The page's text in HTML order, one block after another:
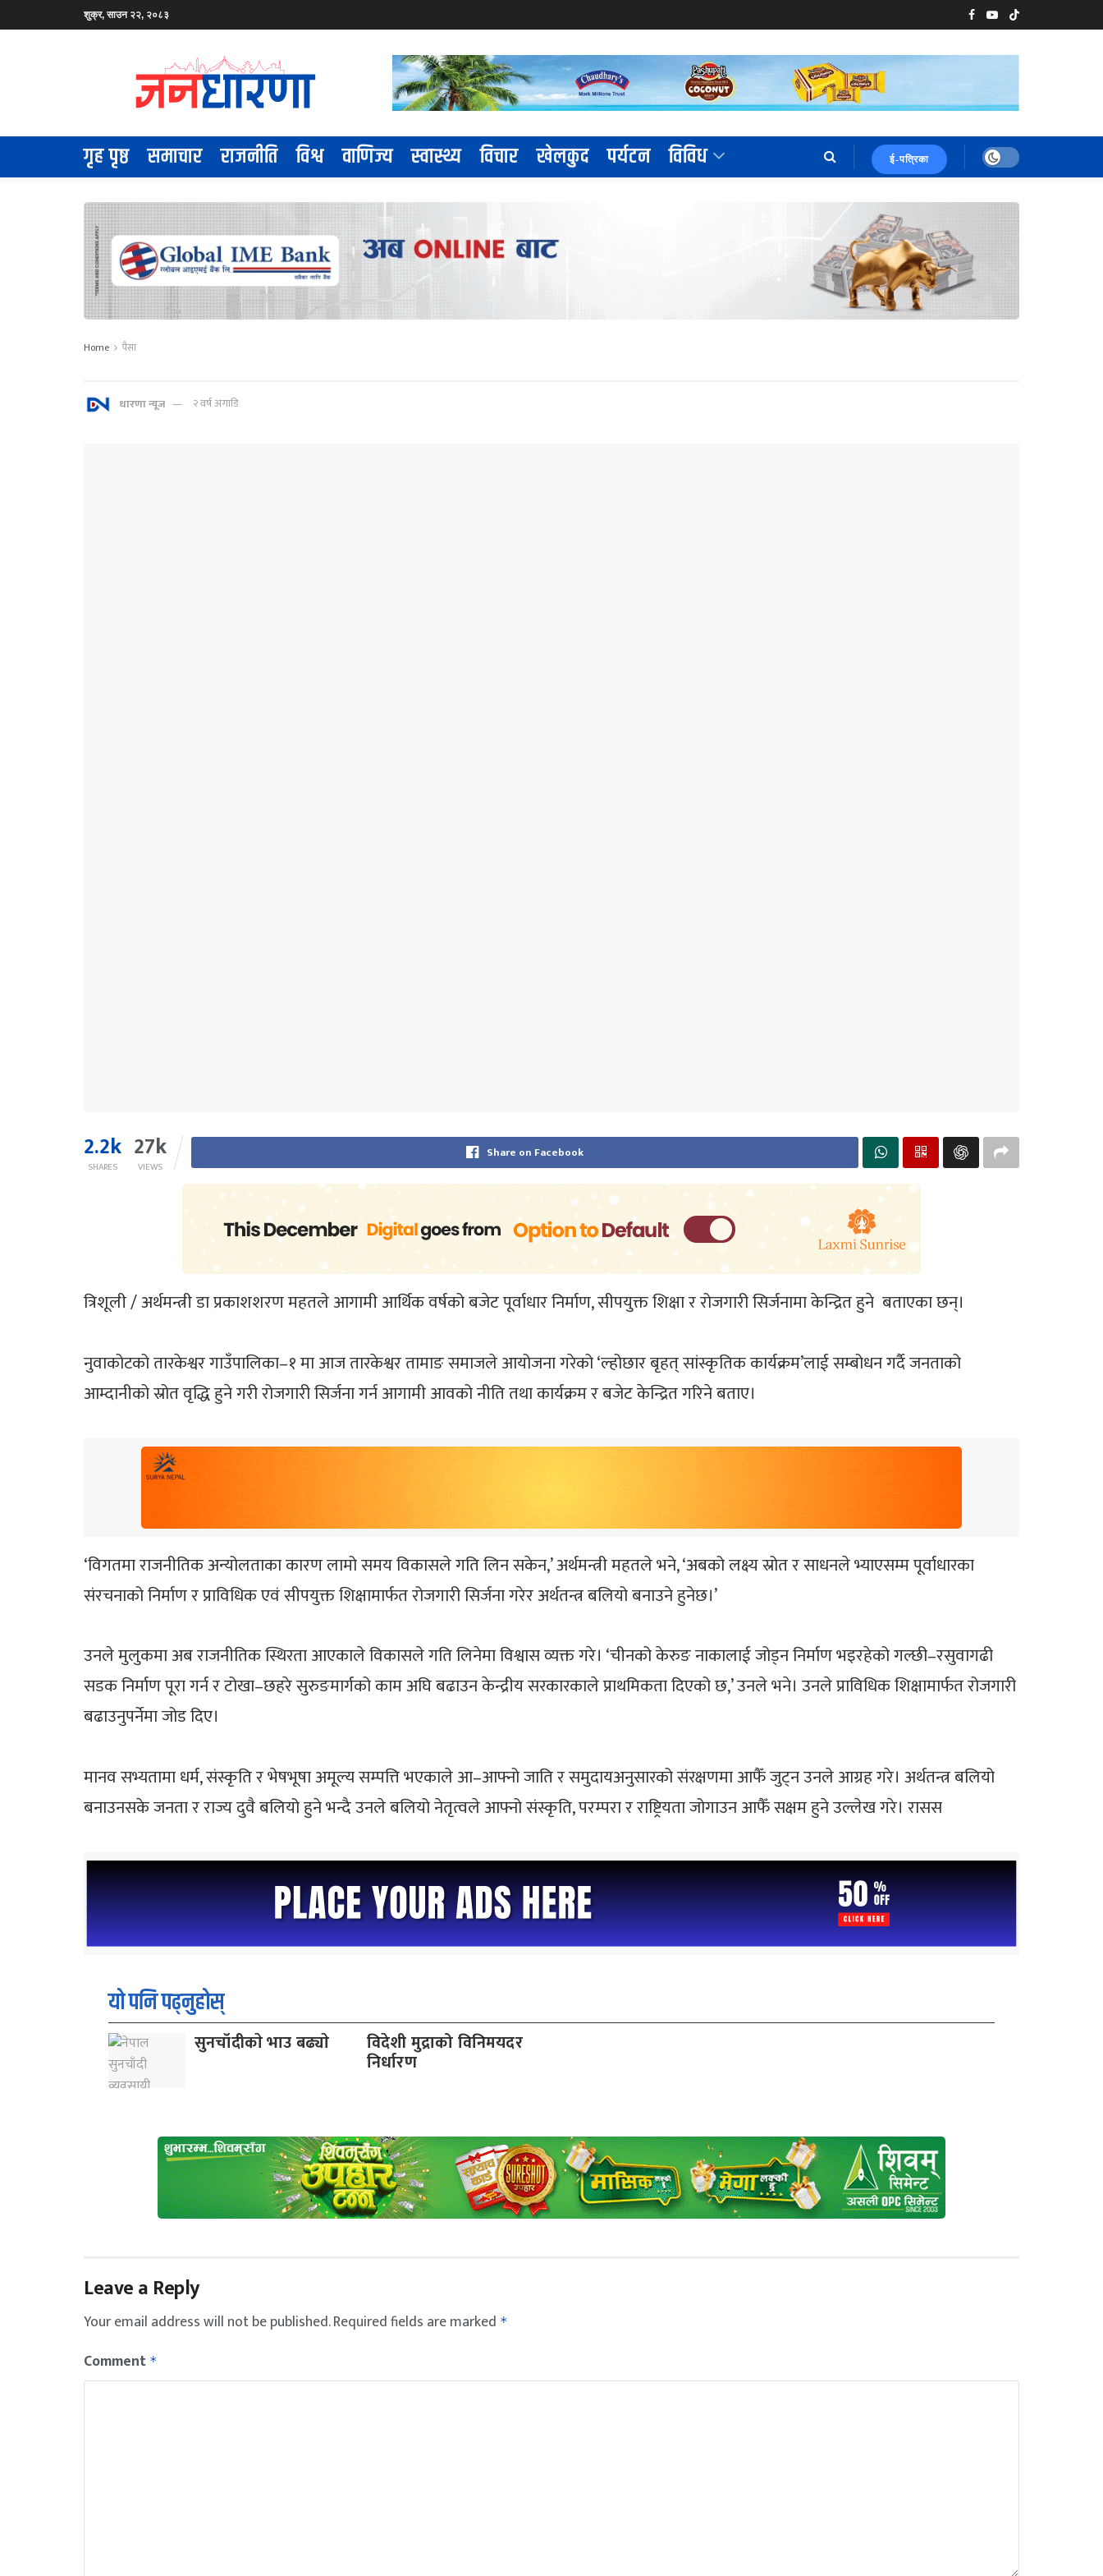
शुक्र, साउन २२, २०८३
गृह पृष्ठ समाचार राजनीति विश्व वाणिज्य स्वास्थ्य विचार खेलकुद पर्यटन विविध ई-पत्रिका
Home पैसा
धारणा न्यूज २ वर्ष अगाडि
2.2k
SHARES
27k
VIEWS
Share on Facebook
त्रिशूली / अर्थमन्त्री डा प्रकाशशरण महतले आगामी आर्थिक वर्षको बजेट पूर्वाधार निर्माण, सीपयुक्त शिक्षा र रोजगारी सिर्जनामा केन्द्रित हुने बताएका छन्।
नुवाकोटको तारकेश्वर गाउँपालिका–१ मा आज तारकेश्वर तामाङ समाजले आयोजना गरेको ‘ल्होछार बृहत् सांस्कृतिक कार्यक्रम’लाई सम्बोधन गर्दै जनताको
आम्दानीको स्रोत वृद्धि हुने गरी रोजगारी सिर्जना गर्न आगामी आवको नीति तथा कार्यक्रम र बजेट केन्द्रित गरिने बताए।
‘विगतमा राजनीतिक अन्योलताका कारण लामो समय विकासले गति लिन सकेन,’ अर्थमन्त्री महतले भने, ‘अबको लक्ष्य स्रोत र साधनले भ्याएसम्म पूर्वाधारका
संरचनाको निर्माण र प्राविधिक एवं सीपयुक्त शिक्षामार्फत रोजगारी सिर्जना गरेर अर्थतन्त्र बलियो बनाउने हुनेछ।’
उनले मुलुकमा अब राजनीतिक स्थिरता आएकाले विकासले गति लिनेमा विश्वास व्यक्त गरे। ‘चीनको केरुङ नाकालाई जोड्न निर्माण भइरहेको गल्छी–रसुवागढी
सडक निर्माण पूरा गर्न र टोखा–छहरे सुरुङमार्गको काम अघि बढाउन केन्द्रीय सरकारकाले प्राथमिकता दिएको छ,’ उनले भने। उनले प्राविधिक शिक्षामार्फत रोजगारी
बढाउनुपर्नेमा जोड दिए।
मानव सभ्यतामा धर्म, संस्कृति र भेषभूषा अमूल्य सम्पत्ति भएकाले आ–आफ्नो जाति र समुदायअनुसारको संरक्षणमा आफैँ जुट्न उनले आग्रह गरे। अर्थतन्त्र बलियो
बनाउनसके जनता र राज्य दुवै बलियो हुने भन्दै उनले बलियो नेतृत्वले आफ्नो संस्कृति, परम्परा र राष्ट्रियता जोगाउन आफैँ सक्षम हुने उल्लेख गरे। रासस
यो पनि पढ्नुहोस्
सुनचाँदीकाे भाउ बढ्याे विदेशी मुद्राको विनिमयदर
निर्धारण
Leave a Reply
Your email address will not be published.Required fields are marked *
Comment *